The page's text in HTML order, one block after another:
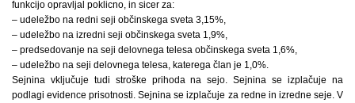
funkcijo opravljal poklicno, in sicer za:
– udeležbo na redni seji občinskega sveta 3,15%,
– udeležbo na izredni seji občinskega sveta 1,9%,
– predsedovanje na seji delovnega telesa občinskega sveta 1,6%,
– udeležbo na seji delovnega telesa, katerega član je 1,0%.
Sejnina vključuje tudi stroške prihoda na sejo. Sejnina se izplačuje na
podlagi evidence prisotnosti. Sejnina se izplačuje za redne in izredne seje. V